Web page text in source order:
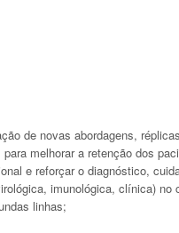
de novas abordagens,
melhorar a retenção dos
e reforçar o diagnóstico,
imunológica, clínica)
linhas;